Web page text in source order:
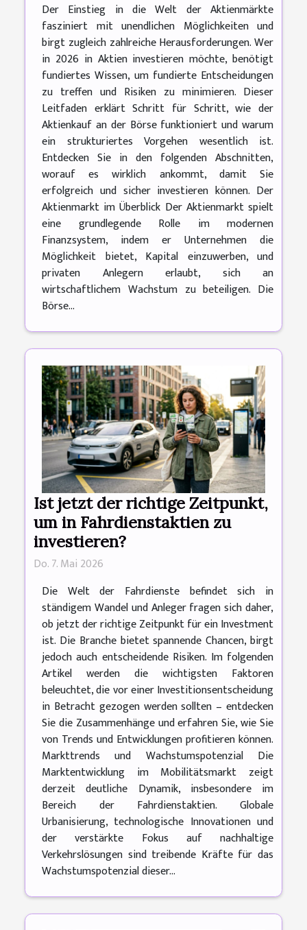
Der Einstieg in die Welt der Aktienmärkte
fasziniert mit unendlichen Möglichkeiten und
birgt zugleich zahlreiche Herausforderungen. Wer
in 2026 in Aktien investieren möchte, benötigt
fundiertes Wissen, um fundierte Entscheidungen
zu treffen und Risiken zu minimieren. Dieser
Leitfaden erklärt Schritt für Schritt, wie der
Aktienkauf an der Börse funktioniert und warum
ein strukturiertes Vorgehen wesentlich ist.
Entdecken Sie in den folgenden Abschnitten,
worauf es wirklich ankommt, damit Sie
erfolgreich und sicher investieren können. Der
Aktienmarkt im Überblick Der Aktienmarkt spielt
eine grundlegende Rolle im modernen
Finanzsystem, indem er Unternehmen die
Möglichkeit bietet, Kapital einzuwerben, und
privaten Anlegern erlaubt, sich an
wirtschaftlichem Wachstum zu beteiligen. Die
Börse...
Ist jetzt der richtige Zeitpunkt,
um in Fahrdienstaktien zu
investieren?
Do. 7. Mai 2026
Die Welt der Fahrdienste befindet sich in
ständigem Wandel und Anleger fragen sich daher,
ob jetzt der richtige Zeitpunkt für ein Investment
ist. Die Branche bietet spannende Chancen, birgt
jedoch auch entscheidende Risiken. Im folgenden
Artikel werden die wichtigsten Faktoren
beleuchtet, die vor einer Investitionsentscheidung
in Betracht gezogen werden sollten – entdecken
Sie die Zusammenhänge und erfahren Sie, wie Sie
von Trends und Entwicklungen profitieren können.
Markttrends und Wachstumspotenzial Die
Marktentwicklung im Mobilitätsmarkt zeigt
derzeit deutliche Dynamik, insbesondere im
Bereich der Fahrdienstaktien. Globale
Urbanisierung, technologische Innovationen und
der verstärkte Fokus auf nachhaltige
Verkehrslösungen sind treibende Kräfte für das
Wachstumspotenzial dieser...